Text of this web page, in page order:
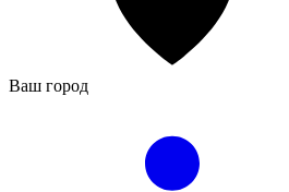
Ваш город